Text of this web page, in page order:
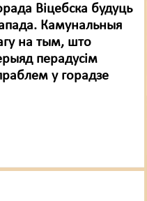
Віцебска будуць
Камунальныя
на тым, што
перадусім
у горадзе